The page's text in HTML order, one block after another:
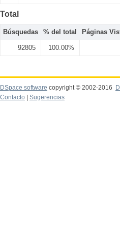
Total
Búsquedas % del total Páginas
92805 100.00%
DSpace software copyright © 2002-2016
Contacto
Sugerencias